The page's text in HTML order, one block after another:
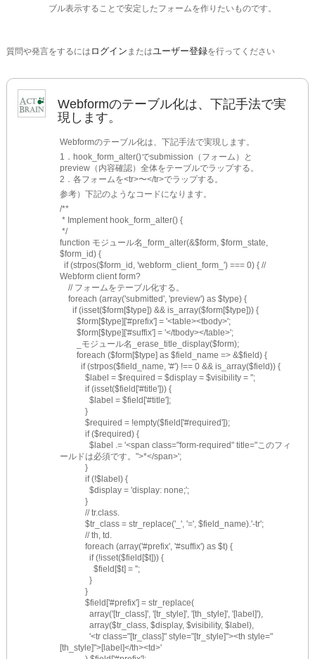
ブル表示することで安定したフォームを作りたいものです。
質問や発言をするには ログイン またはユーザー登録を行ってください
Webformのテーブル化は、下記手法で実
現します。
Webformのテーブル化は、下記手法で実現します。
1．hook_form_alter()でsubmission（フォーム）と
preview（内容確認）全体をテーブルでラップする。
2．各フォームを<tr>〜</tr>でラップする。
参考）下記のようなコードになります。
/**
* Implement hook_form_alter() {
*/
function モジュール名_form_alter(&$form, $form_state,
$form_id) {
Webform client form?
    // フォームをテーブル化する。
    foreach (array('submitted', 'preview') as $type) {
      if (isset($form[$type]) && is_array($form[$type])) {
        $form[$type]['#prefix'] = '<table><tbody>';
        $form[$type]['#suffix'] = '</tbody></table>';
        _モジュール名_erase_title_display($form);
        foreach ($form[$type] as $field_name => &$field) {
          if (strpos($field_name, '#') !== 0 && is_array($field)) {
            $label = $required = $display = $visibility = '';
            if (isset($field['#title'])) {
              $label = $field['#title'];
            }
            $required = !empty($field['#required']);
            if ($required) {
ールドは必須です。">*</span>';
            }
            if (!$label) {
              $display = 'display: none;';
            }
            // tr.class.
            $tr_class = str_replace('_', '=', $field_name).'-tr';
            // th, td.
            foreach (array('#prefix', '#suffix') as $t) {
              if (!isset($field[$t])) {
                $field[$t] = '';
              }
            }
            $field['#prefix'] = str_replace(
              array('[tr_class]', '[tr_style]', '[th_style]', '[label]'),
              array($tr_class, $display, $visibility, $label),
[th_style]">[label]</th><td>'